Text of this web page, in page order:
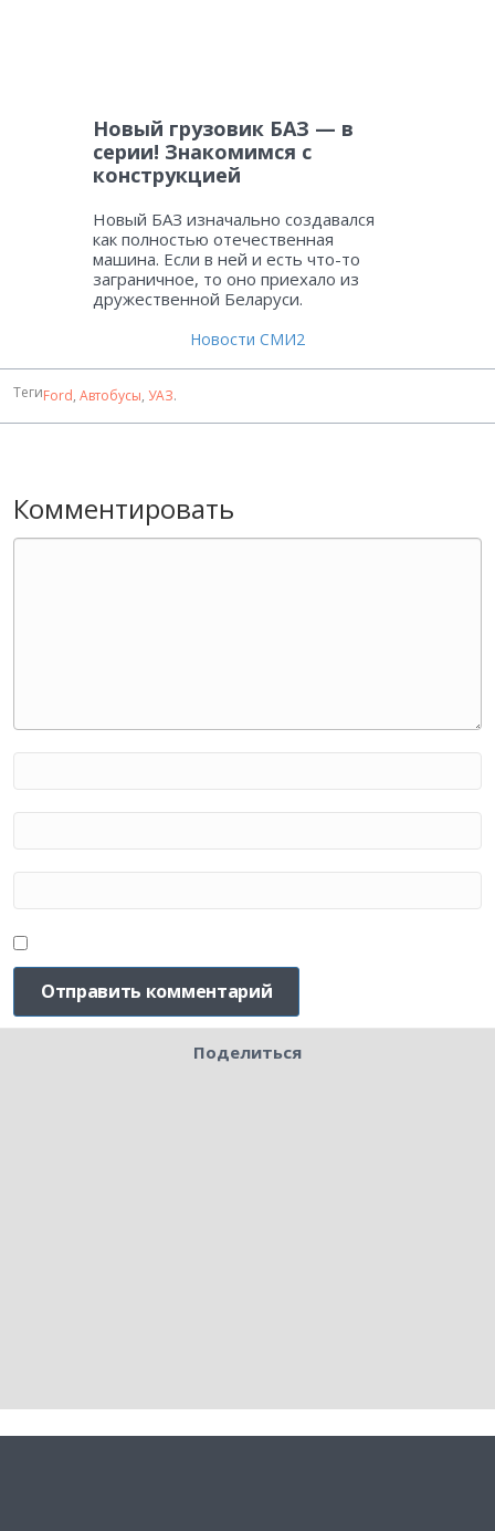
Новый грузовик БАЗ — в
серии! Знакомимся с
конструкцией
Новый БАЗ изначально создавался
как полностью отечественная
машина. Если в ней и есть что-то
заграничное, то оно приехало из
дружественной Беларуси.
Новости СМИ2
ТегиFord, Автобусы, УАЗ.
Комментировать
Поделиться